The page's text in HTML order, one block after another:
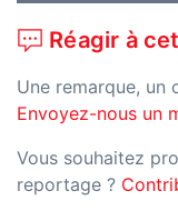
Réagir à
Une remarque, un
Envoyez-nous un
Vous souhaitez
reportage ?